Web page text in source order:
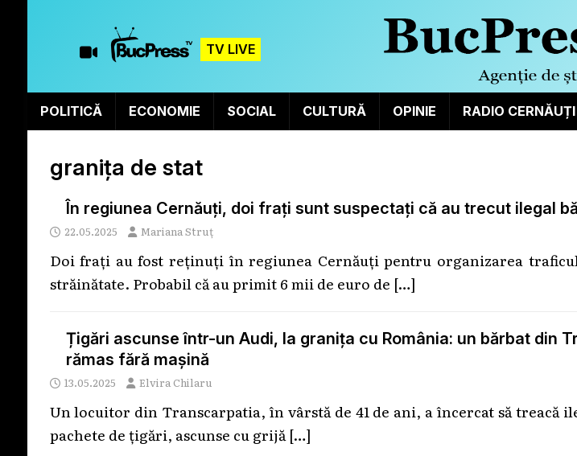
TV LIVE
POLITICĂ ECONOMIE SOCIAL CULTURĂ OPINIE RADIO CERNĂUȚI
granița de stat
În regiunea Cernăuți, doi frați sunt suspectați că au trecut ilegal
22.05.2025 Mariana Struț
Doi frați au fost reținuți în regiunea Cernăuți pentru organizarea
străinătate. Probabil că au primit 6 mii de euro de […]
Țigări ascunse într-un Audi, la granița cu România: un bărbat din
rămas fără mașină
13.05.2025 Elvira Chilaru
Un locuitor din Transcarpatia, în vârstă de 41 de ani, a încercat să treacă
pachete de țigări, ascunse cu grijă […]